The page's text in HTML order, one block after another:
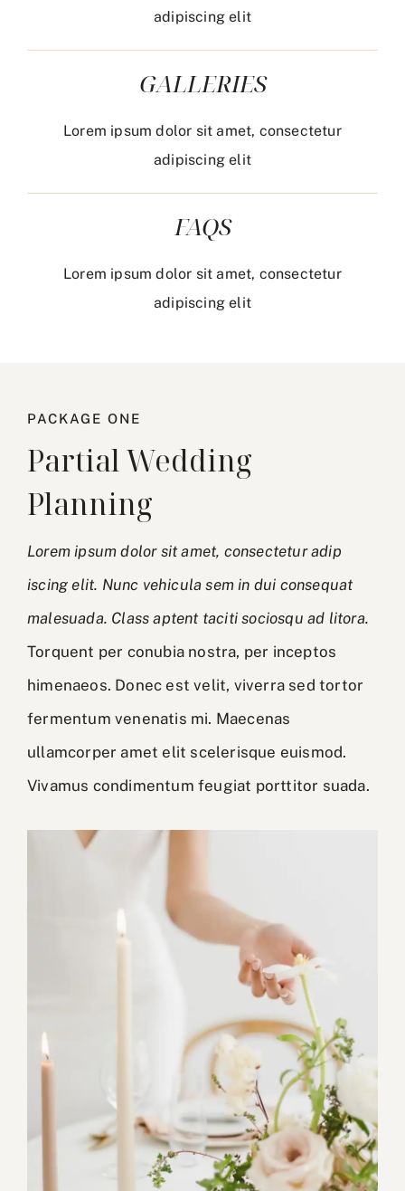
adipiscing elit
GALLERIES
Lorem ipsum dolor sit amet, consectetur
adipiscing elit
FAQS
Lorem ipsum dolor sit amet, consectetur
adipiscing elit
PACKAGE ONE
Partial Wedding
Planning
Lorem ipsum dolor sit amet, consectetur adip
iscing elit. Nunc vehicula sem in dui consequat
malesuada. Class aptent taciti sociosqu ad litora.
Torquent per conubia nostra, per inceptos
himenaeos. Donec est velit, viverra sed tortor
fermentum venenatis mi. Maecenas
ullamcorper amet elit scelerisque euismod.
Vivamus condimentum feugiat porttitor suada.